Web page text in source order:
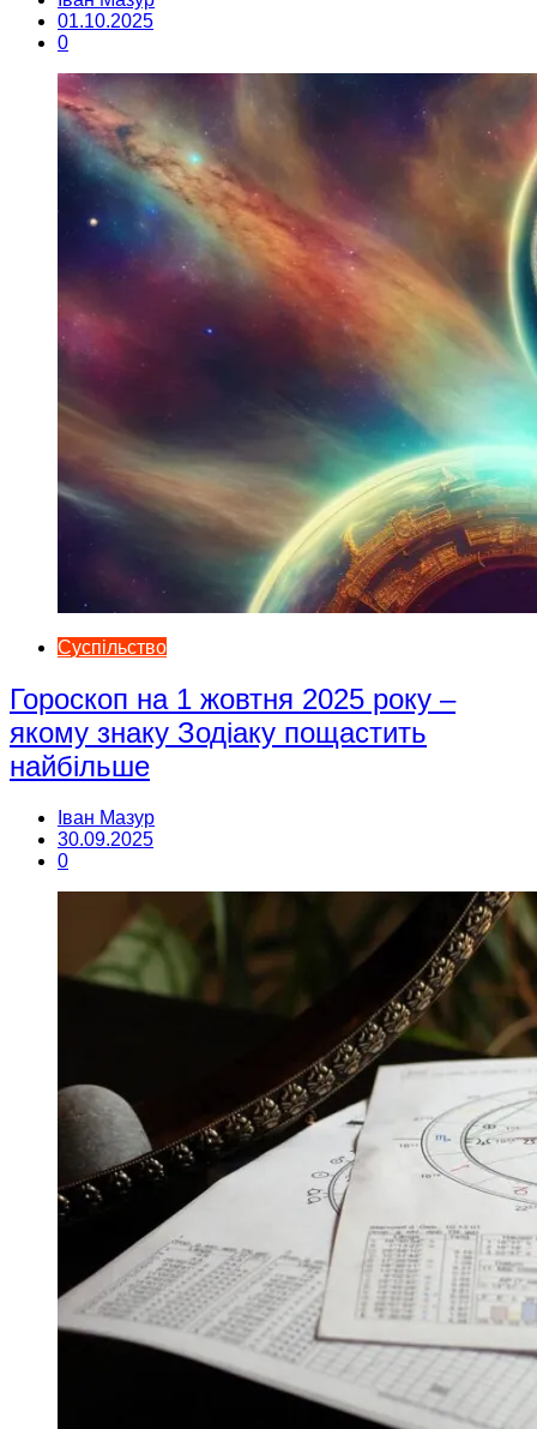
01.10.2025
0
Суспільство
Гороскоп на 1 жовтня 2025 року –
якому знаку Зодіаку пощастить
найбільше
Іван Мазур
30.09.2025
0